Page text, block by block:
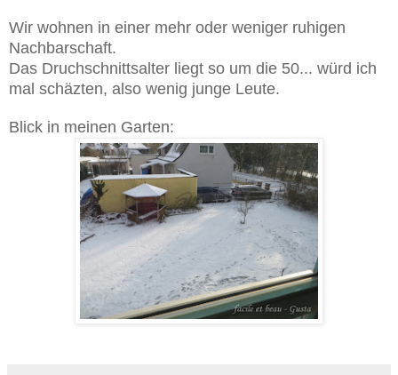
Wir wohnen in einer mehr oder weniger ruhigen
Nachbarschaft.
Das Druchschnittsalter liegt so um die 50... würd ich
mal schäzten, also wenig junge Leute.
Blick in meinen Garten: